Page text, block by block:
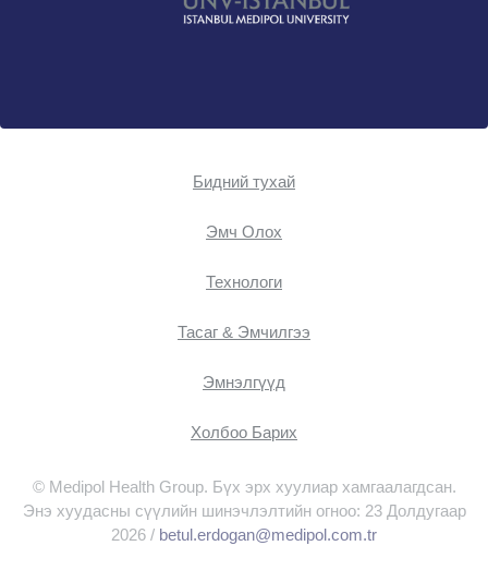
Бидний тухай
Эмч Oлох
Технологи
Тасаг & Эмчилгээ
Эмнэлгүүд
Холбоо Барих
© Medipol Health Group. Бүх эрх хуулиар хамгаалагдсан.
Энэ хуудасны сүүлийн шинэчлэлтийн огноо: 23 Долдугаар
2026 / betul.erdogan@medipol.com.tr